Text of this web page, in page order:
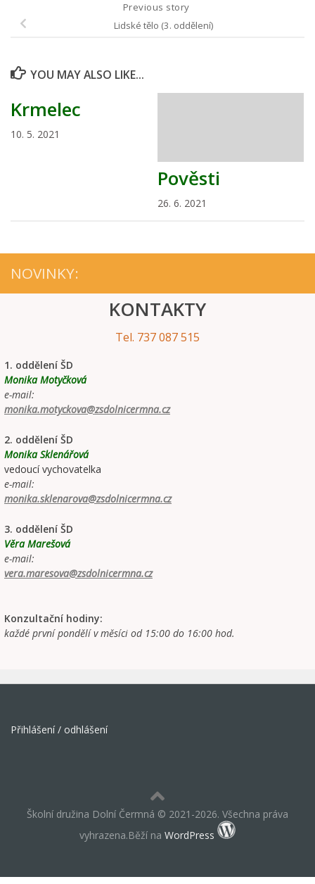
Previous story
Lidské tělo (3. oddělení)
YOU MAY ALSO LIKE...
Krmelec
10. 5. 2021
Pověsti
26. 6. 2021
NOVINKY:
KONTAKTY
Tel. 737 087 515
1. oddělení ŠD
Monika Motyčková
e-mail:
monika.motyckova@zsdolnicermna.cz
2. oddělení ŠD
Monika Sklenářová
vedoucí vychovatelka
e-mail:
monika.sklenarova@zsdolnicermna.cz
3. oddělení ŠD
Věra Marešová
e-mail:
vera.maresova@zsdolnicermna.cz
Konzultační hodiny:
každé první pondělí v měsíci od 15:00 do 16:00 hod.
Přihlášení / odhlášení
Školní družina Dolní Čermná © 2021-2026. Všechna práva
vyhrazena.Běží na WordPress